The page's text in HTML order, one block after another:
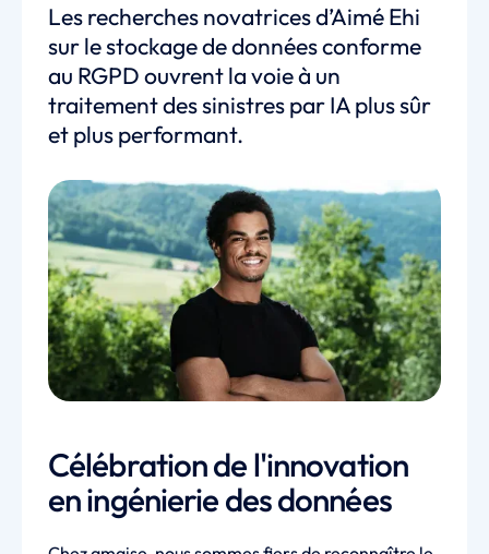
Les recherches novatrices d’Aimé Ehi
sur le stockage de données conforme
au RGPD ouvrent la voie à un
traitement des sinistres par IA plus sûr
et plus performant.
Célébration de l'innovation
en ingénierie des données